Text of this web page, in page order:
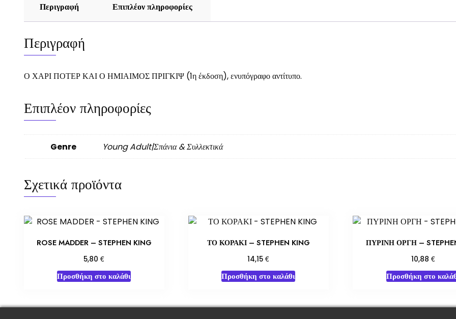
Περιγραφή Επιπλέον πληροφορίες
Περιγραφή
Ο ΧΑΡΙ ΠΟΤΕΡ ΚΑΙ Ο ΗΜΙΑΙΜΟΣ ΠΡΙΓΚΙΨ (1η έκδοση), ενυπόγραφο αντίτυπο.
Επιπλέον πληροφορίες
Genre Young Adult|Σπάνια & Συλλεκτικά
Σχετικά προϊόντα
ROSE MADDER – STEPHEN KING
5,80€
Προσθήκη στο καλάθι
ΤΟ ΚΟΡΑΚΙ – STEPHEN KING
14,15€
Προσθήκη στο καλάθι
ΠΥΡΙΝΗ ΟΡΓΗ –
10,88 €
Προσθήκη στο